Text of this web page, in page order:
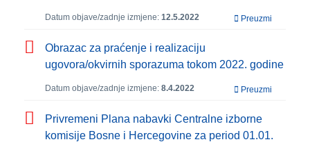
Datum objave/zadnje izmjene: 12.5.2022 Preuzmi
Obrazac za praćenje i realizaciju
ugovora/okvirnih sporazuma tokom 2022. godine
Datum objave/zadnje izmjene: 8.4.2022 Preuzmi
Privremeni Plana nabavki Centralne izborne
komisije Bosne i Hercegovine za period 01.01.